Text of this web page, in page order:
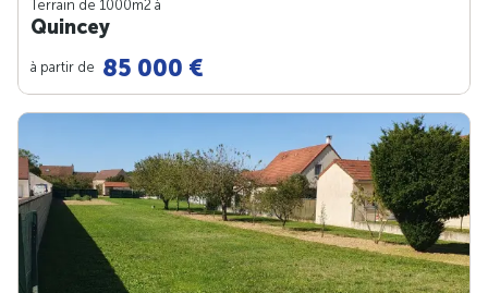
Terrain de 1000m2 à
Quincey
à partir de 85 000 €